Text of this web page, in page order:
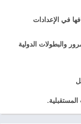
في الإعدادات
والبطولات الدولية